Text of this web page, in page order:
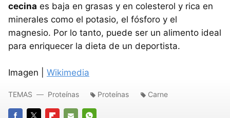
cecina es baja en grasas y en colesterol y rica en
minerales como el potasio, el fósforo y el
magnesio. Por lo tanto, puede ser un alimento ideal
para enriquecer la dieta de un deportista.
Imagen | Wikimedia
TEMAS Proteínas Proteínas Carne